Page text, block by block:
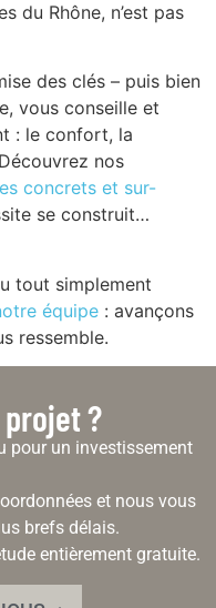
du Rhône, n’est pas
des clés – puis bien
vous conseille et
: le confort, la
nos
concrets et sur-
se construit…
tout simplement
équipe : avançons
ressemble.
projet ?
pour un investissement
et nous vous
brefs délais.
entièrement gratuite.